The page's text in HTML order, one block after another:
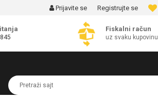
MOGUĆNOST BESPLATNE ISPORUKE!
Prijavite se Registrujte se
Fiskalni račun
uz svaku kupovinu
Pretraži sajt